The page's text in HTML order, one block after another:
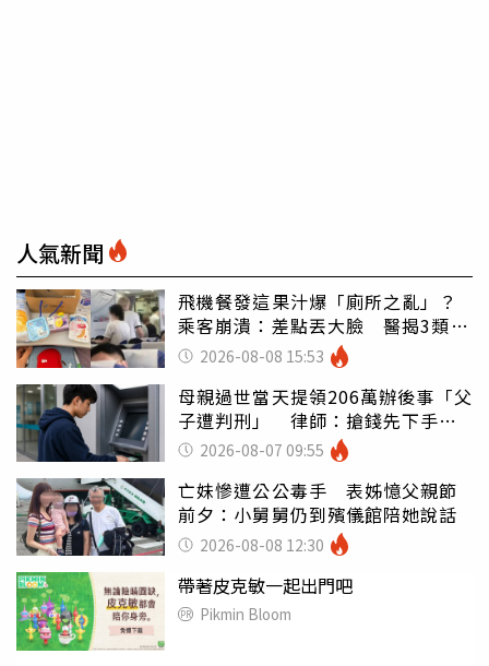
人氣新聞
飛機餐發這果汁爆「廁所之亂」？
乘客崩潰：差點丟大臉 醫揭3類人
別亂喝
2026-08-08 15:53
母親過世當天提領206萬辦後事「父
子遭判刑」 律師：搶錢先下手是
罪 2026-08-07 09:55
亡妹慘遭公公毒手 表姊憶父親節
前夕：小舅舅仍到殯儀館陪她說話
2026-08-08 12:30
帶著皮克敏一起出門吧
Pikmin Bloom